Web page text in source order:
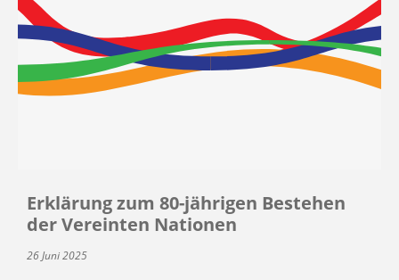
Erklärung zum 80-jährigen Bestehen
der Vereinten Nationen
26 Juni 2025